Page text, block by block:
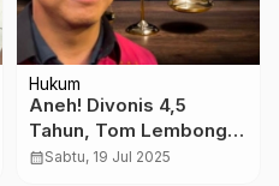
Hukum
Aneh! Divonis 4,5
Tahun, Tom Lembong
Tak Terima Uang
calendar_monthSabtu, 19 Jul 2025